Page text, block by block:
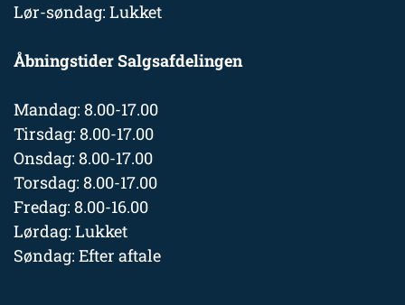
Lør-søndag: Lukket
Åbningstider Salgsafdelingen
Mandag: 8.00-17.00
Tirsdag: 8.00-17.00
Onsdag: 8.00-17.00
Torsdag: 8.00-17.00
Fredag: 8.00-16.00
Lørdag: Lukket
Søndag: Efter aftale